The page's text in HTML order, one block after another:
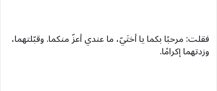
فقلت: مرحبًا بكما يا أختَيّ، ما عندي أعزّ منكما. وقبّلتهما،
وزدتهما إكرامًا.